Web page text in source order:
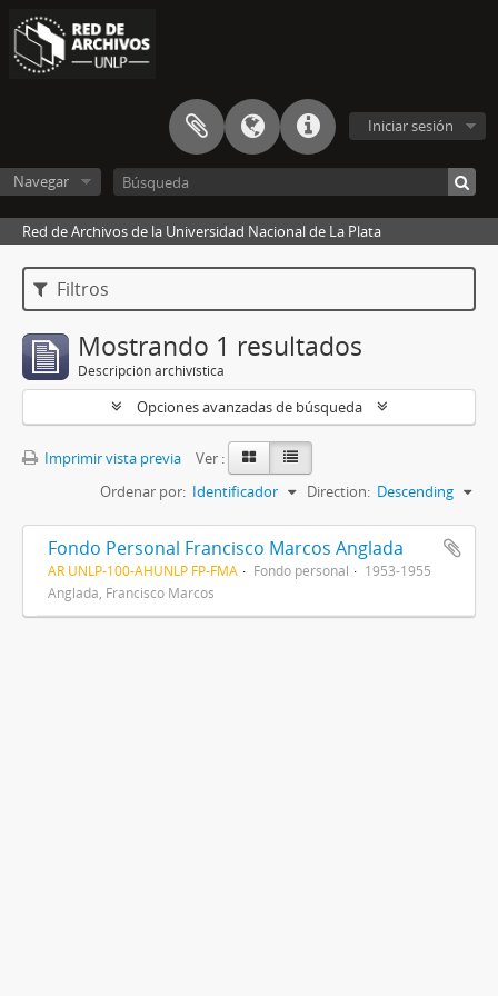
Iniciar sesión
Navegar
Red de Archivos de la Universidad Nacional de La Plata
Filtros
Mostrando 1 resultados
Descripción archivística
Opciones avanzadas de búsqueda
Imprimir vista previa
Ver :
Ordenar por: Identificador Direction: Descending
Fondo Personal Francisco Marcos Anglada
AR UNLP-100-AHUNLP FP-FMA Fondo personal
1953-1955
Anglada, Francisco Marcos